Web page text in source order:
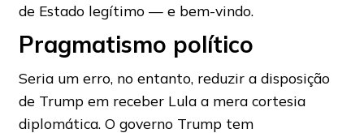
de Estado legítimo — e bem-vindo.
Pragmatismo político
Seria um erro, no entanto, reduzir a disposição
de Trump em receber Lula a mera cortesia
diplomática. O governo Trump tem